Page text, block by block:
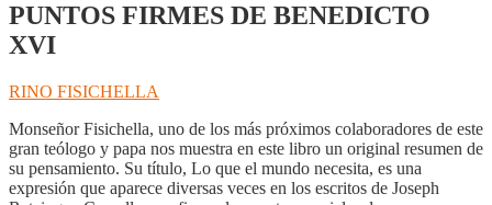
PUNTOS FIRMES DE BENEDICTO
XVI
RINO FISICHELLA
Monseñor Fisichella, uno de los más próximos colaboradores de este
gran teólogo y papa nos muestra en este libro un original resumen de
su pensamiento. Su título, Lo que el mundo necesita, es una
expresión que aparece diversas veces en los escritos de Joseph